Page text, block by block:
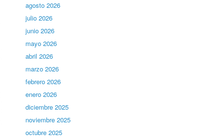
agosto 2026
julio 2026
junio 2026
mayo 2026
abril 2026
marzo 2026
febrero 2026
enero 2026
diciembre 2025
noviembre 2025
octubre 2025